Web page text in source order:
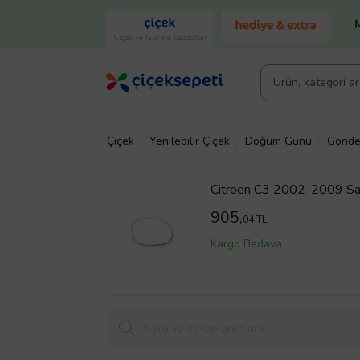
Çiçek ve Gurme Lezzetler
Çiçek Yenilebilir Çiçek Doğum Günü
Citroen C3 2002-2009
905,04 TL
Kargo Bedava